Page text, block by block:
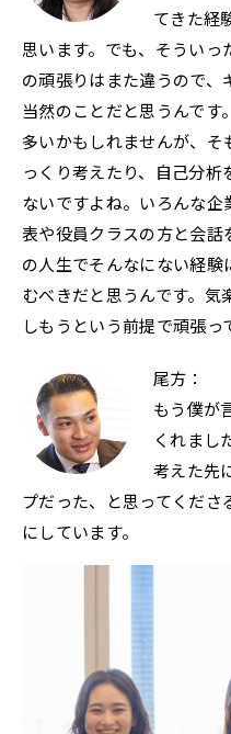
てきた経
思います。でも、そういっ
の頑張りはまた違うので、
当然のことだと思うんです
多いかもしれませんが、そ
っくり考えたり、自己分
ないですよね。いろんな
表や役員クラスの方と会話
の人生でそんなにない経験
むべきだと思うんです。気
しもうという前提で頑張っ
尾方：
もう僕が
くれまし
考えた先
プだった、と思ってくださ
にしています。